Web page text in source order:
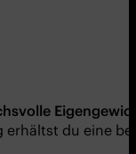
du eine